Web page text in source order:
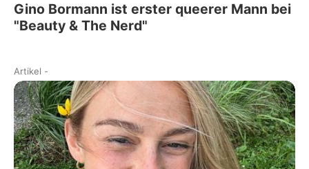
Gino Bormann ist erster queerer Mann bei
"Beauty & The Nerd"
Artikel -